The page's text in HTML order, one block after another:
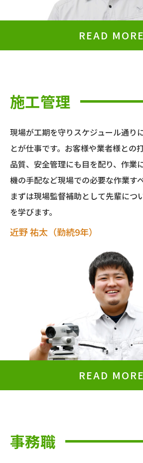
READ MORE
施工管理
現場が工期を守りスケジュール通り
とが仕事です。お客様や業者様との
品質、安全管理にも目を配り、作業
機の手配など現場での必要な作業す
まずは現場監督補助として先輩につ
を学びます。
近野 祐太（勤続9年）
READ MORE
事務職